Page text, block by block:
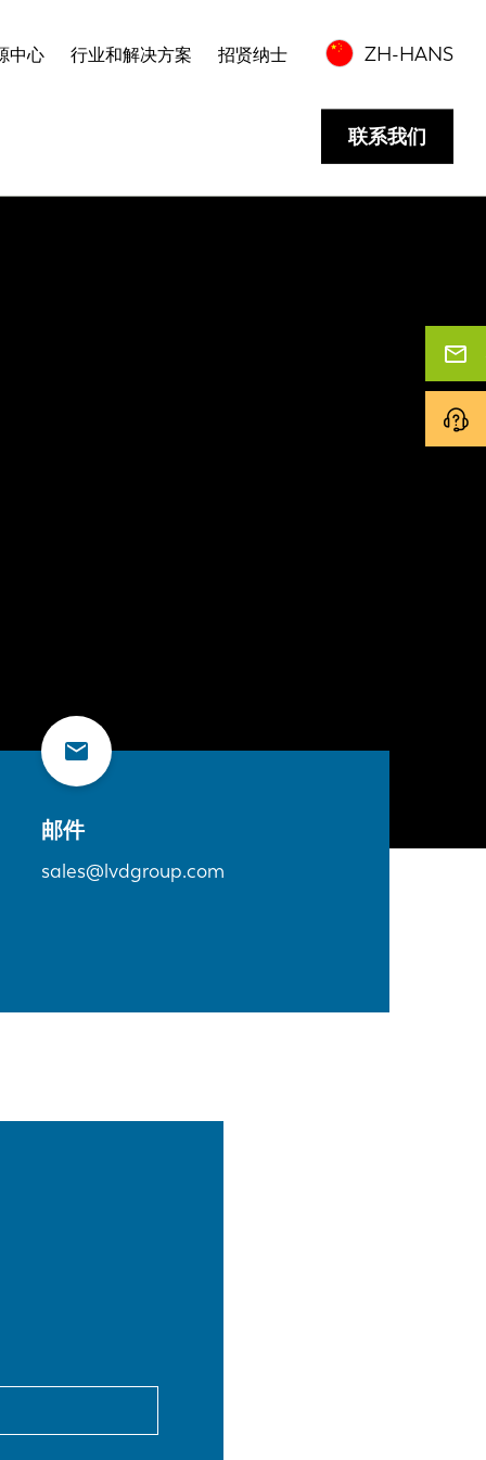
中心 行业和解决方案 招贤纳士 ZH-HANS
联系我们
邮件
sales@lvdgroup.com